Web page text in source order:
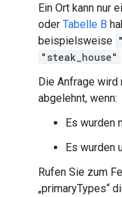
Ein Ort kann nur
oder Tabelle B
beispielsweise
"steak_house"
Die Anfrage wird
abgelehnt, wenn:
Es wurden
Es wurden
Rufen Sie zum
„primaryTypes“